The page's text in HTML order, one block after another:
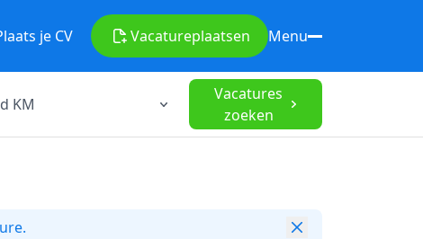
je CV Vacatureplaatsen Menu
Vacatures
zoeken